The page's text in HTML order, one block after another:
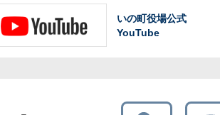
いの町役場公式
YouTube